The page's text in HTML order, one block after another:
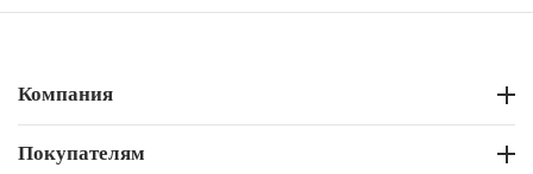
Компания
Покупателям